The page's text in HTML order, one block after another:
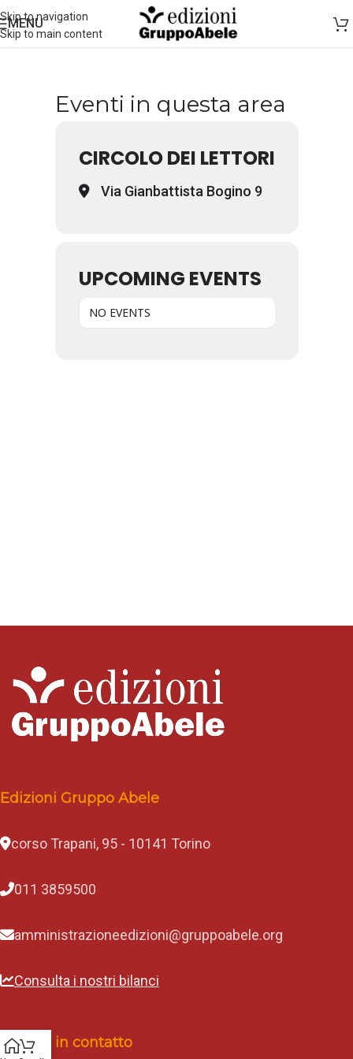
Skip to navigation
Skip to main content
MENU
Eventi in questa area
CIRCOLO DEI LETTORI
Via Gianbattista Bogino 9
UPCOMING EVENTS
NO EVENTS
Edizioni Gruppo Abele
corso Trapani, 95 - 10141 Torino
011 3859500
amministrazioneedizioni@gruppoabele.org
Consulta i nostri bilanci
Rimani in contatto